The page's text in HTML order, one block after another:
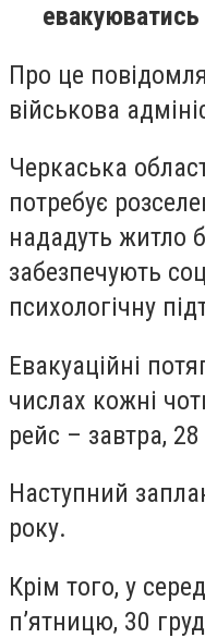
Про це
військова
Черкаська
потребує
нададуть житло
забезпечують
психологічну
Евакуаційні
числах кожні
рейс – завтра,
Наступний
року.
Крім того, у
п’ятницю, 30